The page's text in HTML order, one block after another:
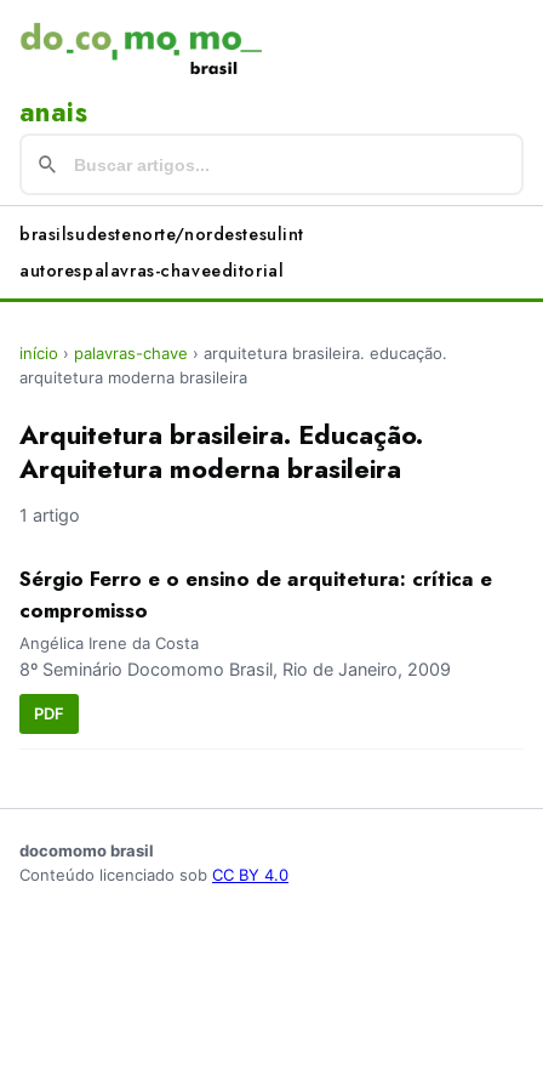
anais
brasilsudestenorte/nordestesulint
autorespalavras-chaveeditorial
início › palavras-chave › arquitetura brasileira. educação.
arquitetura moderna brasileira
Arquitetura brasileira. Educação.
Arquitetura moderna brasileira
1 artigo
Sérgio Ferro e o ensino de arquitetura: crítica e
compromisso
Angélica Irene da Costa
8º Seminário Docomomo Brasil, Rio de Janeiro, 2009
PDF
docomomo brasil
Conteúdo licenciado sob CC BY 4.0